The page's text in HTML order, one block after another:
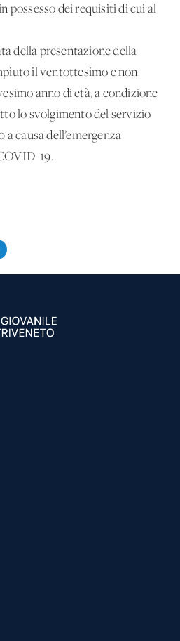
possesso dei requisiti di cui al
della presentazione della
il ventottesimo e non
anno di età, a condizione
lo svolgimento del servizio
a causa dell’emergenza
19.